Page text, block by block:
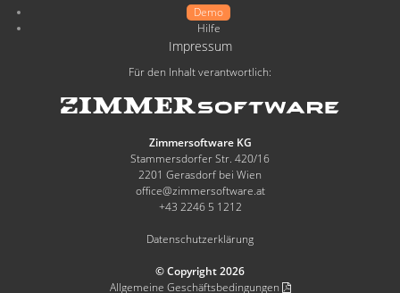
Demo
Hilfe
Impressum
Für den Inhalt verantwortlich:
Zimmersoftware KG
Stammersdorfer Str. 420/16
2201 Gerasdorf bei Wien
office@zimmersoftware.at
+43 2246 5 1212
Datenschutzerklärung
© Copyright 2026
Allgemeine Geschäftsbedingungen